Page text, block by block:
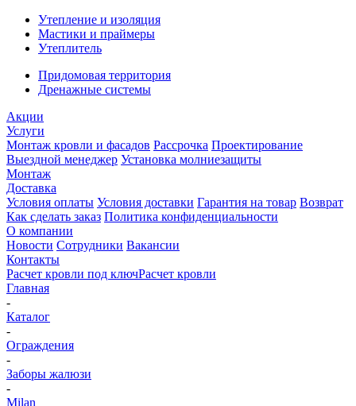
Утепление и изоляция
Мастики и праймеры
Утеплитель
Придомовая территория
Дренажные системы
Акции
Услуги
Монтаж кровли и фасадов Рассрочка Проектирование
Выездной менеджер Установка молниезащиты
Монтаж
Доставка
Условия оплаты Условия доставки Гарантия на товар Возврат
Как сделать заказ Политика конфиденциальности
О компании
Новости Сотрудники Вакансии
Контакты
Расчет кровли под ключРасчет кровли
Главная
-
Каталог
-
Ограждения
-
Заборы жалюзи
-
Milan